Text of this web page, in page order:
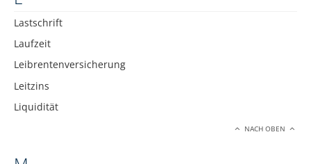
Lastschrift
Laufzeit
Leibrentenversicherung
Leitzins
Liquidität
NACH OBEN